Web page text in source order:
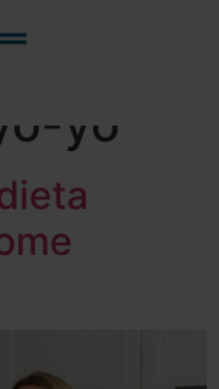
yo